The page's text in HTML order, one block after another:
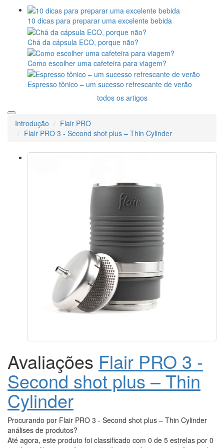
10 dicas para preparar uma excelente bebida
Chá da cápsula ECO, porque não?
Como escolher uma cafeteira para viagem?
Espresso tônico – um sucesso refrescante de verão
todos os artigos
Introdução
Flair PRO
Flair PRO 3 - Second shot plus – Thin Cylinder
Avaliações Flair PRO 3 -
Second shot plus – Thin
Cylinder
Procurando por Flair PRO 3 - Second shot plus – Thin Cylinder
análises de produtos?
Até agora, este produto foi classificado com 0 de 5 estrelas por 0